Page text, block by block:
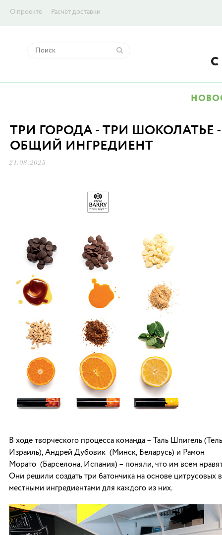
О проекте Расчёт доставки
ТРИ ГОРОДА - ТРИ ШОКОЛАТЬЕ
ОБЩИЙ ИНГРЕДИЕНТ
21.08.2025
В ходе творческого процесса команда – Таль Шпигель
Израиль), Андрей Дубовик (Минск, Беларусь) и Рамон
Морато (Барселона, Испания) – поняли, что им всем
Они решили создать три батончика на основе цитрусовых
местными ингредиентами для каждого из них.